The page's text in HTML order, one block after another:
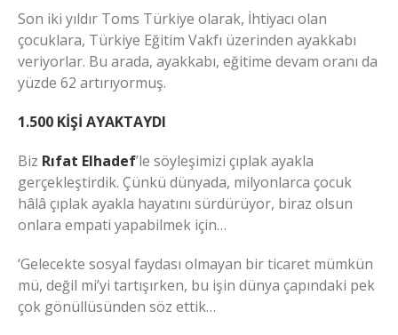
Son iki yıldır Toms Türkiye olarak, İhtiyacı olan
çocuklara, Türkiye Eğitim Vakfı üzerinden ayakkabı
veriyorlar. Bu arada, ayakkabı, eğitime devam oranı da
yüzde 62 artırıyormuş.
1.500 KİŞİ AYAKTAYDI
Biz Rıfat Elhadef’le söyleşimizi çıplak ayakla
gerçekleştirdik. Çünkü dünyada, milyonlarca çocuk
hâlâ çıplak ayakla hayatını sürdürüyor, biraz olsun
onlara empati yapabilmek için…
‘Gelecekte sosyal faydası olmayan bir ticaret mümkün
mü, değil mi’yi tartışırken, bu işin dünya çapındaki pek
çok gönüllüsünden söz ettik…